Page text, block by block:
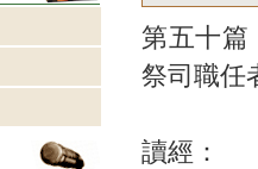
第五十
祭司職任
讀經：